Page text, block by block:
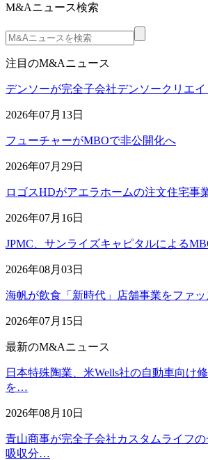
M&Aニュース検索
注目のM&Aニュース
デンソーが完全子会社デンソークリエ
2026年07月13日
フューチャーがMBOで非公開化へ
2026年07月29日
ロゴスHDがアエラホームの注文住宅事
2026年07月16日
JPMC、サンライズキャピタルによる
2026年08月03日
海帆が飲食「新時代」店舗事業をファ
2026年07月15日
最新のM&Aニュース
日本特殊陶業、米Wells社の自動車向け
を…
2026年08月10日
青山商事が完全子会社カスタムライフ
吸収分…